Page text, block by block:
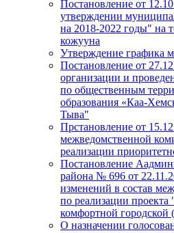
Постановление от
утверждении
на 2018-2022 годы" на
кожууна
Утверждение графика
Постановление от
организации и
по общественным
образования «Каа-
Тыва"
Прстановление от
межведомственной
реализации
Постановление
района № 696 от
изменений в состав
по реализации
комфортной городской
О назначении